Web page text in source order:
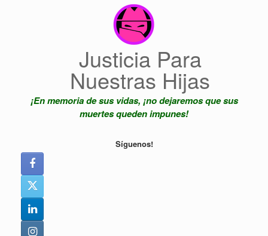
Justicia Para
Nuestras Hijas
¡En memoria de sus vidas, ¡no dejaremos que sus
muertes queden impunes!
Síguenos!